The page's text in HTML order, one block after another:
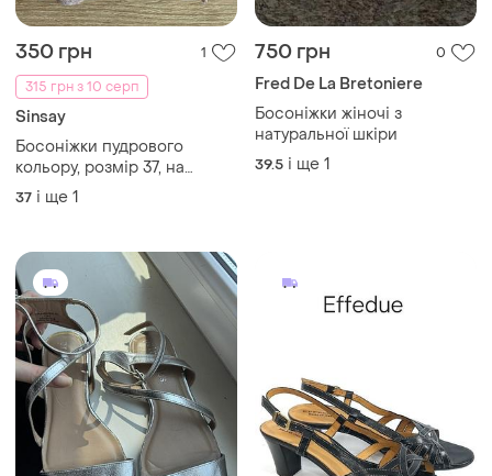
880 грн
Босоножки 41р raid
499 грн
Шкіряні нові 💙💛босоніжки
на платформі
38